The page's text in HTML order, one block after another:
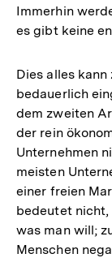
Immerhin
es gibt keine
Dies alles
bedauerlich
dem zweiten
der rein
Unternehmen
meisten
einer freien
bedeutet nicht,
was man will;
Menschen